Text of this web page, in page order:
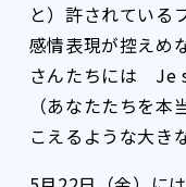
と）許されている
感情表現が控えめ
さんたちには Je
（あなたたちを
こえるような大き